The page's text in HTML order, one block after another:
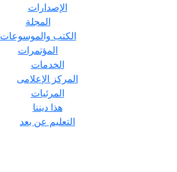
الإصدارات
المجلة
الكتب والموسوعات
المؤتمرات
الخدمات
المركز الإعلامى
المرئيات
هذا ديننا
التعليم عن بعد